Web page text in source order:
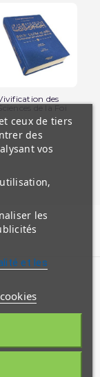
des
-... ceux de tiers
des
vos
les
et les